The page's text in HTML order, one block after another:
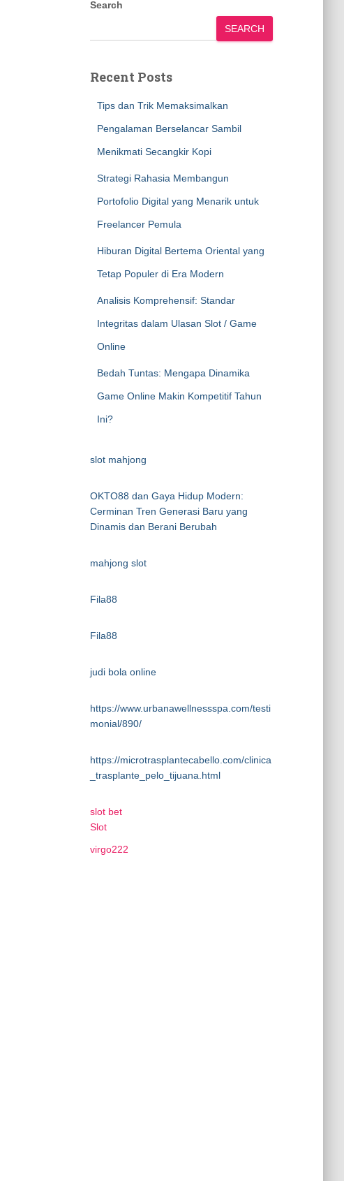
Search
SEARCH
Recent Posts
Tips dan Trik Memaksimalkan
Pengalaman Berselancar Sambil
Menikmati Secangkir Kopi
Strategi Rahasia Membangun
Portofolio Digital yang Menarik untuk
Freelancer Pemula
Hiburan Digital Bertema Oriental yang
Tetap Populer di Era Modern
Analisis Komprehensif: Standar
Integritas dalam Ulasan Slot / Game
Online
Bedah Tuntas: Mengapa Dinamika
Game Online Makin Kompetitif Tahun
Ini?
slot mahjong
OKTO88 dan Gaya Hidup Modern:
Cerminan Tren Generasi Baru yang
Dinamis dan Berani Berubah
mahjong slot
Fila88
Fila88
judi bola online
https://www.urbanawellnessspa.com/testi
monial/890/
https://microtrasplantecabello.com/clinica
_trasplante_pelo_tijuana.html
slot bet
Slot
virgo222